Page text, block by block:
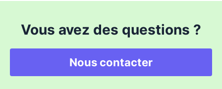
Vous avez des questions ?
Nous contacter